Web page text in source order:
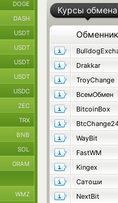
Курсы обмена
Обменник
Drakkar
TroyChange
ВсемОбмен
BitcoinBox
WayBit
FastWM
Kingex
Сатоши
NextBit
DOGE
DASH
USDT
USDT
USDT
USDT
USDC
ZEC
TRX
BNB
SOL
GRAM
WMZ